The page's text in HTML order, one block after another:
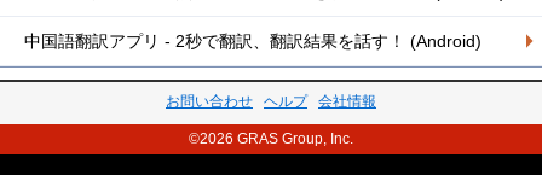
中国語翻訳アプリ - 2秒で翻訳、翻訳結果を話す！ (Android)
お問い合わせ ヘルプ 会社情報
©2026 GRAS Group, Inc.